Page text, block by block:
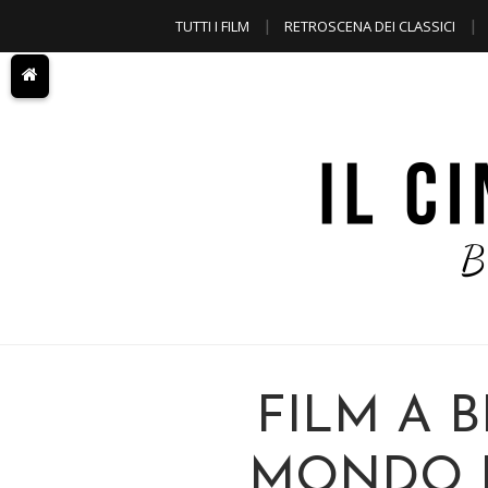
TUTTI I FILM RETROSCENA DEI CLASSICI
FILM A